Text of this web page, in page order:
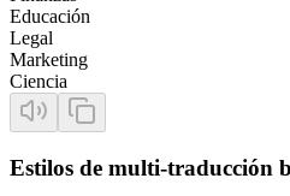
Educación
Legal
Marketing
Ciencia
Estilos de multi-traducción